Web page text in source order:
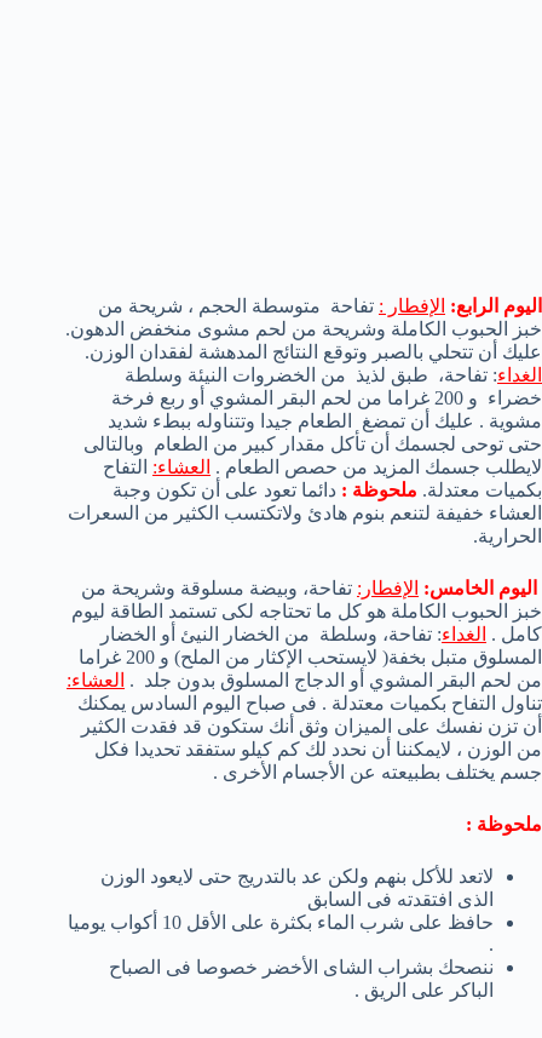
اليوم الرابع: الإفطار : تفاحة متوسطة الحجم ، شريحة من
خبز الحبوب الكاملة وشريحة من لحم مشوى منخفض الدهون.
عليك أن تتحلي بالصبر وتوقع النتائج المدهشة لفقدان الوزن.
الغداء: تفاحة، طبق لذيذ من الخضروات النيئة وسلطة
خضراء و 200 غراما من لحم البقر المشوي أو ربع فرخة
مشوية . عليك أن تمضغ الطعام جيدا وتتناوله ببطء شديد
حتى توحى لجسمك أن تأكل مقدار كبير من الطعام وبالتالى
لايطلب جسمك المزيد من حصص الطعام . العشاء: التفاح
بكميات معتدلة. ملحوظة : دائما تعود على أن تكون وجبة
العشاء خفيفة لتنعم بنوم هادئ ولاتكتسب الكثير من السعرات
الحرارية.
اليوم الخامس: الإفطار: تفاحة، وبيضة مسلوقة وشريحة من
خبز الحبوب الكاملة هو كل ما تحتاجه لكى تستمد الطاقة ليوم
كامل . الغداء: تفاحة، وسلطة من الخضار النيئ أو الخضار
المسلوق متبل بخفة( لايستحب الإكثار من الملح) و 200
غراما
من لحم البقر المشوي أو الدجاج المسلوق بدون جلد . العشاء:
تناول التفاح بكميات معتدلة . فى صباح اليوم السادس يمكنك
أن تزن نفسك على الميزان وثق أنك ستكون قد فقدت الكثير
من الوزن ، لايمكننا أن نحدد لك كم كيلو ستفقد تحديدا فكل
جسم يختلف بطبيعته عن الأجسام الأخرى .
ملحوظة :
لاتعد للأكل بنهم ولكن عد بالتدريج حتى لايعود الوزن
الذى افتقدته فى السابق
حافظ على شرب الماء بكثرة على الأقل 10 أكواب يوميا
.
ننصحك بشراب الشاى الأخضر خصوصا فى الصباح
الباكر على الريق .